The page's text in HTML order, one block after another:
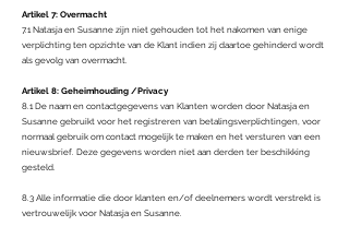
Artikel 7: Overmacht
7.1 Natasja en Susanne zijn niet gehouden tot het nakomen van enige
verplichting ten opzichte van de Klant indien zij daartoe gehinderd wordt
als gevolg van overmacht.
Artikel 8: Geheimhouding /Privacy
8.1 De naam en contactgegevens van Klanten worden door Natasja en
Susanne gebruikt voor het registreren van betalingsverplichtingen, voor
normaal gebruik om contact mogelijk te maken en het versturen van een
nieuwsbrief. Deze gegevens worden niet aan derden ter beschikking
gesteld.
8.3 Alle informatie die door klanten en/of deelnemers wordt verstrekt is
vertrouwelijk voor Natasja en Susanne.